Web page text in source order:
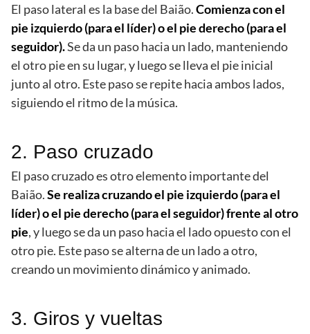
El paso lateral es la base del Baião.Comienza con el
pie izquierdo (para el líder) o el pie derecho (para el
seguidor).Se da un paso hacia un lado, manteniendo
el otro pie en su lugar, y luego se lleva el pie inicial
junto al otro. Este paso se repite hacia ambos lados,
siguiendo el ritmo de la música.
2. Paso cruzado
El paso cruzado es otro elemento importante del
Baião.Se realiza cruzando el pie izquierdo (para el
líder) o el pie derecho (para el seguidor) frente al otro
pie, y luego se da un paso hacia el lado opuesto con el
otro pie. Este paso se alterna de un lado a otro,
creando un movimiento dinámico y animado.
3. Giros y vueltas